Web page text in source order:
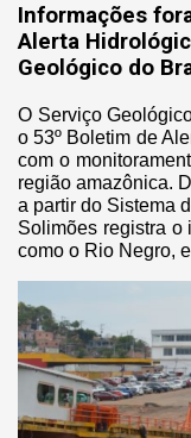
Informações
Alerta
Geológico do
O Serviço
o 53º Boletim de
com o
região amazônica.
a partir do Sistema
Solimões registra o
como o Rio Negro,